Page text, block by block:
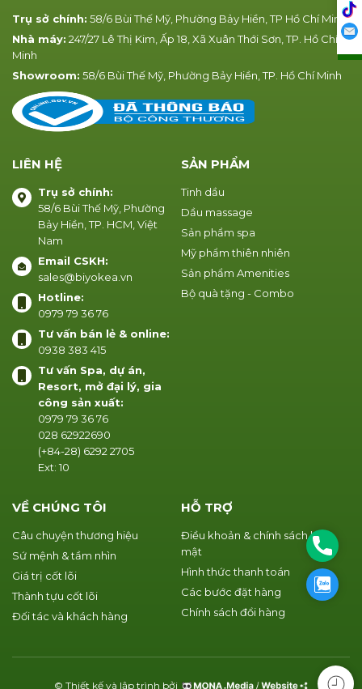
Trụ sở chính: 58/6 Bùi Thế Mỹ, Phường Bảy Hiền, TP Hồ Chí Minh
Nhà máy: 247/27 Lê Thị Kim, Ấp 18, Xã Xuân Thới Sơn, TP. Hồ Chí
Minh
Showroom: 58/6 Bùi Thế Mỹ, Phường Bảy Hiền, TP. Hồ Chí Minh
SẢN PHẨM
Tinh dầu
Dầu massage
Sản phẩm spa
Mỹ phẩm thiên nhiên
Sản phẩm Amenities
Bộ quà tặng - Combo
VỀ CHÚNG TÔI
Câu chuyện thương hiệu
Sứ mệnh & tầm nhìn
Giá trị cốt lõi
Thành tựu cốt lõi
Đối tác và khách hàng
HỖ TRỢ
Điều khoản & chính sách bảo
mật
Hình thức thanh toán
Các bước đặt hàng
Chính sách đổi hàng
LIÊN HỆ
Trụ sở chính:
58/6 Bùi Thế Mỹ, Phường
Bảy Hiền, TP. HCM, Việt
Nam
Email CSKH:
sales@biyokea.vn
Hotline:
0979 79 36 76
Tư vấn bán lẻ & online:
0938 383 415
Tư vấn Spa, dự án,
Resort, mở đại lý, gia
công sản xuất:
0979 79 36 76
028 62922690
(+84-28) 6292 2705
Ext: 10
© Thiết kế và lập trình bởi
Phone
Zalo